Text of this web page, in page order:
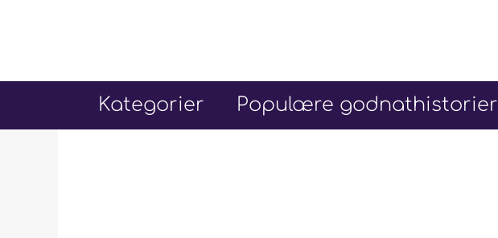
Kategorier Populære godnathistorier